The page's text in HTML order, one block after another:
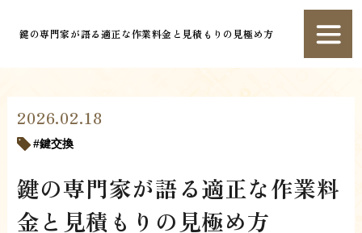
鍵の専門家が語る適正な作業料金と見積もりの見極め方
2026.02.18
鍵交換
鍵の専門家が語る適正な作業料
金と見積もりの見極め方